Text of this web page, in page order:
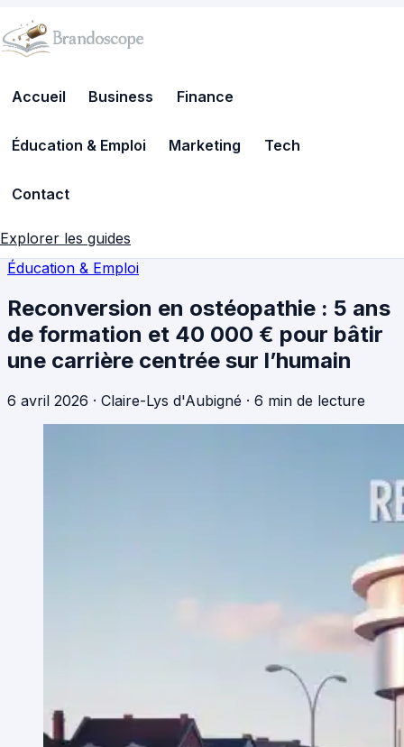
Accueil Business Finance
Éducation & Emploi Marketing Tech
Contact
Explorer les guides
Éducation & Emploi
Reconversion en ostéopathie : 5 ans
de formation et 40 000 € pour bâtir
une carrière centrée sur l’humain
6 avril 2026 · Claire-Lys d'Aubigné · 6 min de lecture